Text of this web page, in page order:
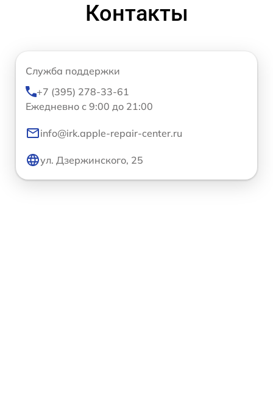
Контакты
Служба поддержки
+7 (395) 278-33-61
Ежедневно с 9:00 до 21:00
info@irk.apple-repair-center.ru
ул. Дзержинского, 25